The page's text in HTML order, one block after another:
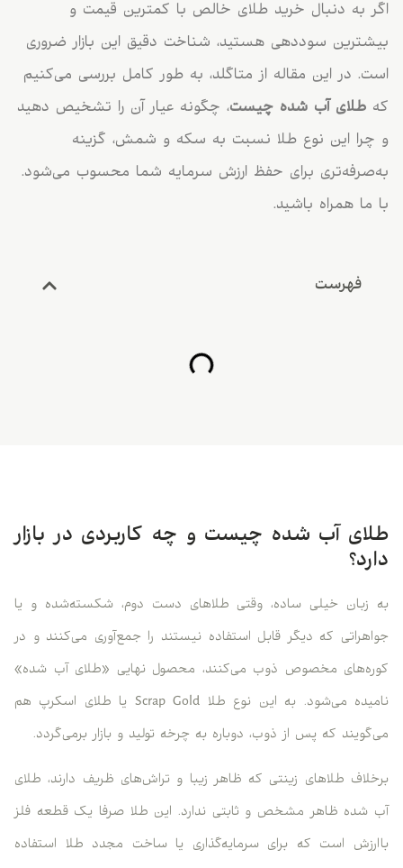
اگر به دنبال خرید طلای خالص با کمترین قیمت و
بیشترین سوددهی هستید، شناخت دقیق این بازار ضروری
است. در این مقاله از متاگلد، به طور کامل بررسی می‌کنیم
که طلای آب شده چیست، چگونه عیار آن را تشخیص دهید
و چرا این نوع طلا نسبت به سکه و شمش، گزینه
به‌صرفه‌تری برای حفظ ارزش سرمایه شما محسوب می‌شود.
با ما همراه باشید.
فهرست
طلای آب شده چیست و چه کاربردی در بازار
دارد؟
به زبان خیلی ساده، وقتی طلاهای دست دوم، شکسته‌شده و یا
جواهراتی که دیگر قابل استفاده نیستند را جمع‌آوری می‌کنند و در
کوره‌های مخصوص ذوب می‌کنند، محصول نهایی «طلای آب شده»
نامیده می‌شود. به این نوع طلا Scrap Gold یا طلای اسکرپ هم
می‌گویند که پس از ذوب، دوباره به چرخه تولید و بازار برمی‌گردد.
برخلاف طلاهای زینتی که ظاهر زیبا و تراش‌های ظریف دارند، طلای
آب شده ظاهر مشخص و ثابتی ندارد. این طلا صرفا یک قطعه فلز
باارزش است که برای سرمایه‌گذاری یا ساخت مجدد طلا استفاده